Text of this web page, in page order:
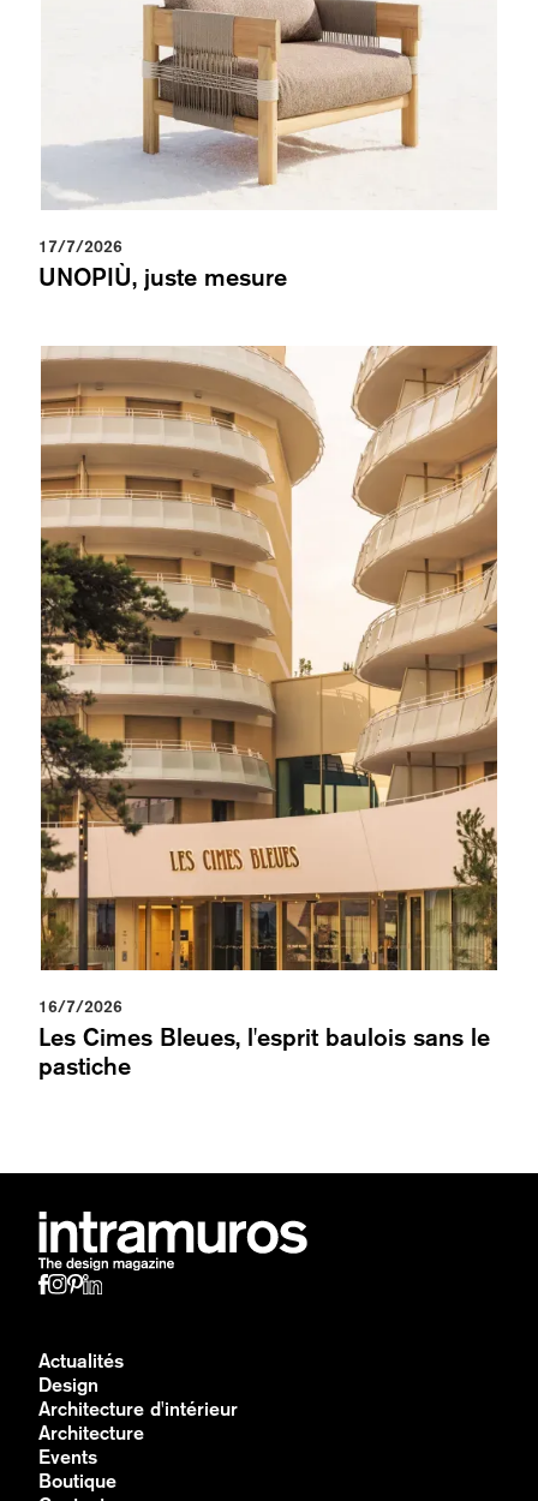
17/7/2026
UNOPIÙ, juste mesure
16/7/2026
Les Cimes Bleues, l'esprit baulois sans le
pastiche
Actualités
Design
Architecture d'intérieur
Architecture
Events
Boutique